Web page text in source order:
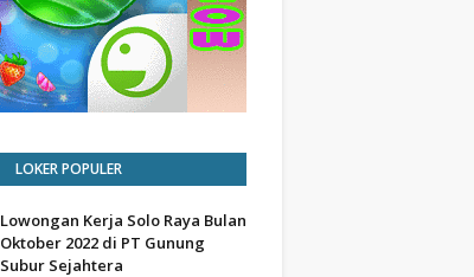
LOKER POPULER
Lowongan Kerja Solo Raya Bulan
Oktober 2022 di PT Gunung
Subur Sejahtera